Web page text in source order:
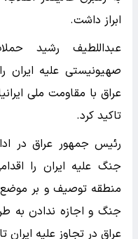
ابراز داشت.
عبداللطیف رشید
صهیونیستی علیه
عراق با مقاومت ملی
تاکید کرد.
رئیس جمهور عراق در
جنگ علیه ایران را
منطقه توصیف و بر
جنگ و اجازه ندادن به
عراق در تجاوز علیه ایران